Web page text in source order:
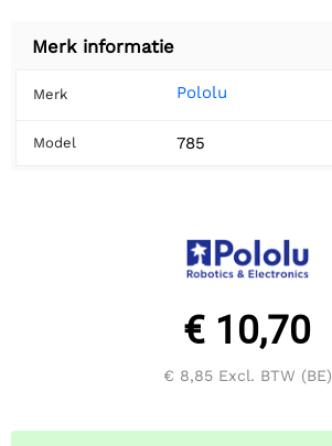
Merk informatie
Merk Pololu
Model 785
€ 10,70
€ 8,85Excl. BTW (BE)